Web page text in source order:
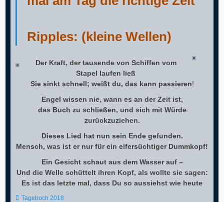
Ripples: (kleine Wellen)
Der Kraft, der tausende von Schiffen vom
Stapel laufen ließ
Sie sinkt schnell; weißt du, das kann passieren!
Engel wissen nie, wann es an der Zeit ist,
das Buch zu schließen, und sich mit Würde
zurückzuziehen.
Dieses Lied hat nun sein Ende gefunden.
Mensch, was ist er nur für ein eifersüchtiger Dummkopf!
Ein Gesicht schaut aus dem Wasser auf –
Und die Welle schüttelt ihren Kopf, als wollte sie sagen:
Es ist das letzte mal, dass Du so aussiehst wie heute
Kategorien
Tagebuch 2018